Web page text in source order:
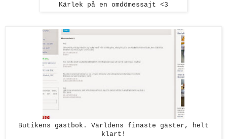
Kärlek på en omdömessajt <3
Butikens gästbok. Världens finaste gäster, helt
klart!